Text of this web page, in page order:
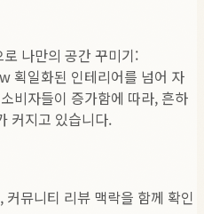
나만의 공간 꾸미기:
일화된 인테리어를 넘어 자
비자들이 증가함에 따라, 흔하
커지고 있습니다.
뮤니티 리뷰 맥락을 함께 확인